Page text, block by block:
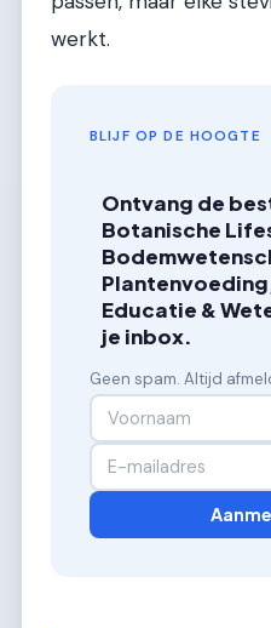
werkt.
BLIJF OP DE HOOGTE
Ontvang de
Botanische
Educatie &
je inbox.
Geen spam. Altijd